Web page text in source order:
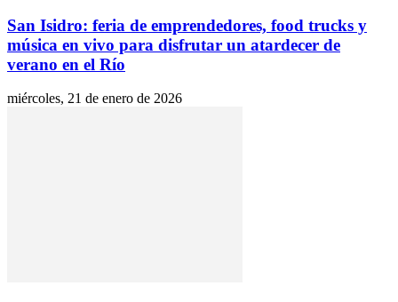
San Isidro: feria de emprendedores, food trucks y
música en vivo para disfrutar un atardecer de
verano en el Río
miércoles, 21 de enero de 2026